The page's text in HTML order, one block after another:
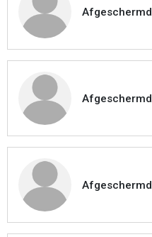
Afgeschermd
Afgeschermd
Afgeschermd